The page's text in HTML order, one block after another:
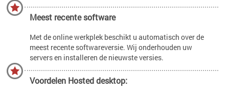
Meest recente software
Met de online werkplek beschikt u automatisch over de
meest recente softwareversie. Wij onderhouden uw
servers en installeren de nieuwste versies.
Voordelen Hosted desktop: